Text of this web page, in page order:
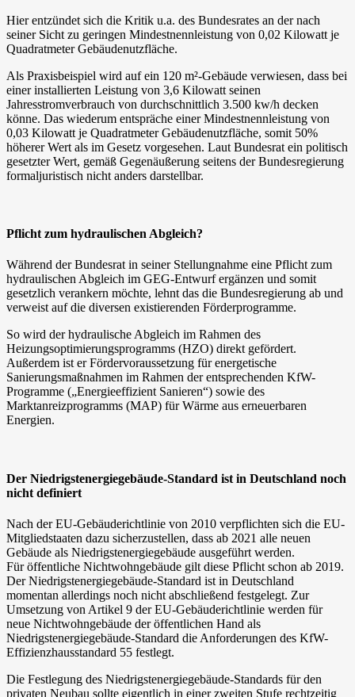
Hier entzündet sich die Kritik u.a. des Bundesrates an der nach
seiner Sicht zu geringen Mindestnennleistung von 0,02 Kilowatt je
Quadratmeter Gebäudenutzfläche.
Als Praxisbeispiel wird auf ein 120 m²-Gebäude verwiesen, dass bei
einer installierten Leistung von 3,6 Kilowatt seinen
Jahresstromverbrauch von durchschnittlich 3.500 kw/h decken
könne. Das wiederum entspräche einer Mindestnennleistung von
0,03 Kilowatt je Quadratmeter Gebäudenutzfläche, somit 50%
höherer Wert als im Gesetz vorgesehen. Laut Bundesrat ein politisch
gesetzter Wert, gemäß Gegenäußerung seitens der Bundesregierung
formaljuristisch nicht anders darstellbar.
Pflicht zum hydraulischen Abgleich?
Während der Bundesrat in seiner Stellungnahme eine Pflicht zum
hydraulischen Abgleich im GEG-Entwurf ergänzen und somit
gesetzlich verankern möchte, lehnt das die Bundesregierung ab und
verweist auf die diversen existierenden Förderprogramme.
So wird der hydraulische Abgleich im Rahmen des
Heizungsoptimierungsprogramms (HZO) direkt gefördert.
Außerdem ist er Fördervoraussetzung für energetische
Sanierungsmaßnahmen im Rahmen der entsprechenden KfW-
Programme („Energieeffizient Sanieren“) sowie des
Marktanreizprogramms (MAP) für Wärme aus erneuerbaren
Energien.
Der Niedrigstenergiegebäude-Standard ist in Deutschland noch
nicht definiert
Nach der EU-Gebäuderichtlinie von 2010 verpflichten sich die EU-
Mitgliedstaaten dazu sicherzustellen, dass ab 2021 alle neuen
Gebäude als Niedrigstenergiegebäude ausgeführt werden.
Für öffentliche Nichtwohngebäude gilt diese Pflicht schon ab 2019.
Der Niedrigstenergiegebäude-Standard ist in Deutschland
momentan allerdings noch nicht abschließend festgelegt. Zur
Umsetzung von Artikel 9 der EU-Gebäuderichtlinie werden für
neue Nichtwohngebäude der öffentlichen Hand als
Niedrigstenergiegebäude-Standard die Anforderungen des KfW-
Effizienzhausstandard 55 festlegt.
Die Festlegung des Niedrigstenergiegebäude-Standards für den
privaten Neubau sollte eigentlich in einer zweiten Stufe rechtzeitig